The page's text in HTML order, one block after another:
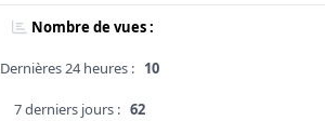
Nombre de vues :
Dernières 24 heures : 10
7 derniers jours : 62